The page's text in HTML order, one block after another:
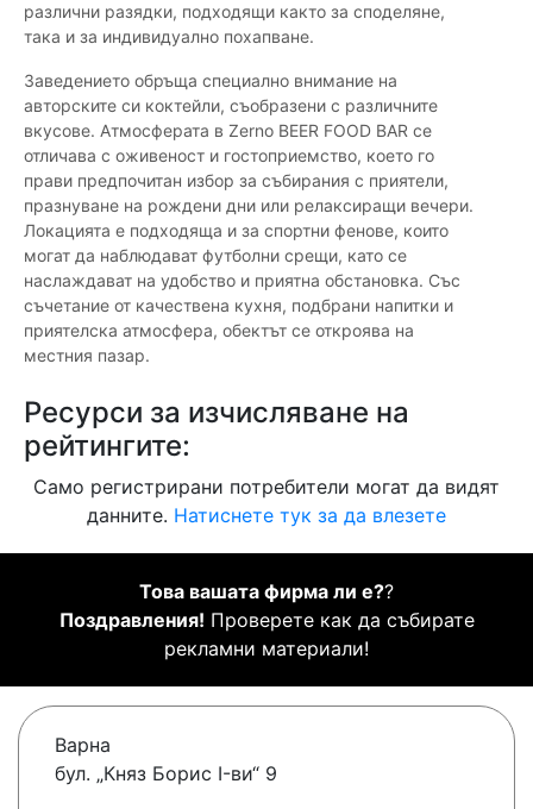
различни разядки, подходящи както за споделяне,
така и за индивидуално похапване.
Заведението обръща специално внимание на
авторските си коктейли, съобразени с различните
вкусове. Атмосферата в Zerno BEER FOOD BAR се
отличава с оживеност и гостоприемство, което го
прави предпочитан избор за събирания с приятели,
празнуване на рождени дни или релаксиращи вечери.
Локацията е подходяща и за спортни фенове, които
могат да наблюдават футболни срещи, като се
наслаждават на удобство и приятна обстановка. Със
съчетание от качествена кухня, подбрани напитки и
приятелска атмосфера, обектът се откроява на
местния пазар.
Ресурси за изчисляване на
рейтингите:
Само регистрирани потребители могат да видят
данните. Натиснете тук за да влезете
Това вашата фирма ли е??
Поздравления! Проверете как да събирате
рекламни материали!
Варна
бул. „Княз Борис I-ви“ 9